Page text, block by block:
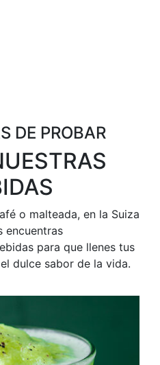
DE PROBAR
o malteada, en la Suiza
encuentras
para que llenes tus
dulce sabor de la vida.